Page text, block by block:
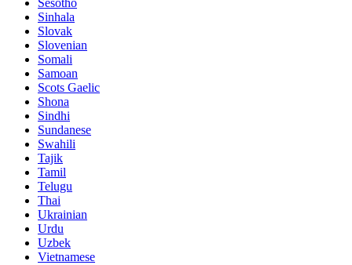
Sinhala
Slovak
Slovenian
Somali
Samoan
Scots Gaelic
Shona
Sindhi
Sundanese
Swahili
Tajik
Tamil
Telugu
Thai
Ukrainian
Urdu
Uzbek
Vietnamese